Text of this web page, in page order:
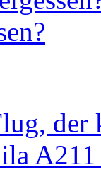
der